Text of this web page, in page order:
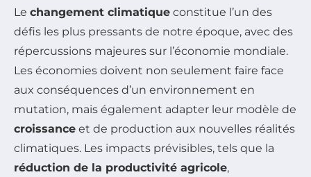
Le changement climatique constitue l’un des
défis les plus pressants de notre époque, avec des
répercussions majeures sur l’économie mondiale.
Les économies doivent non seulement faire face
aux conséquences d’un environnement en
mutation, mais également adapter leur modèle de
croissance et de production aux nouvelles réalités
climatiques. Les impacts prévisibles, tels que la
réduction de la productivité agricole,